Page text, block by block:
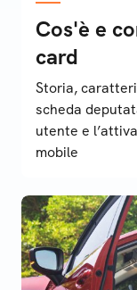
Cos'è e
card
Storia,
scheda
utente e
mobile